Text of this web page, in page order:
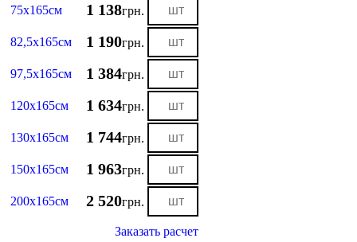
75х165см 1 138грн.
82,5х165см 1 190грн.
97,5х165см 1 384грн.
120х165см 1 634грн.
130х165см 1 744грн.
150х165см 1 963грн.
200х165см 2 520грн.
Заказать расчет